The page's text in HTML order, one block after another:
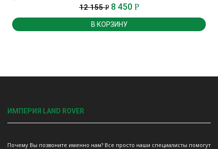
12 155Р 8 450 Р
В КОРЗИНУ
ИМПЕРИЯ LAND ROVER
Почему Вы позвоните именно нам? Все просто наши специалисты помогут